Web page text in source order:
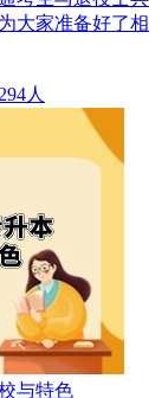
大家准备好了相
人
与特色